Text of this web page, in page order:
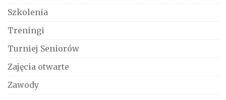
Szkolenia
Treningi
Turniej Seniorów
Zajęcia otwarte
Zawody